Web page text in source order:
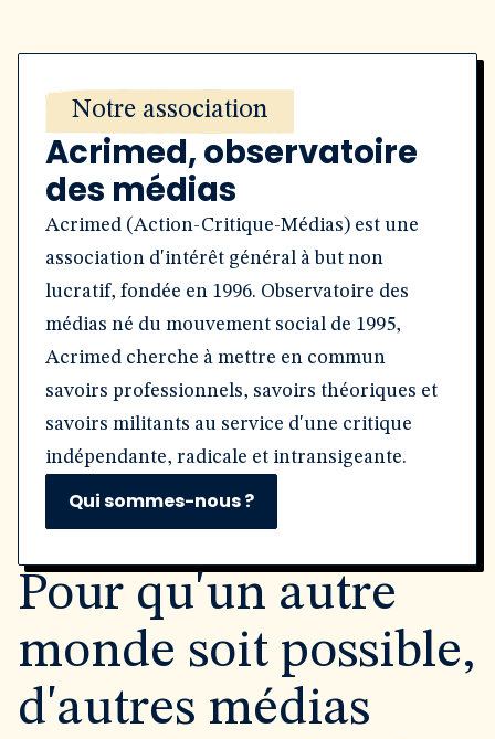
Notre association
Acrimed, observatoire
des médias
Acrimed (Action-Critique-Médias) est une
association d'intérêt général à but non
lucratif, fondée en 1996. Observatoire des
médias né du mouvement social de 1995,
Acrimed cherche à mettre en commun
savoirs professionnels, savoirs théoriques et
savoirs militants au service d'une critique
indépendante, radicale et intransigeante.
Qui sommes-nous ?
Pour qu'un autre
monde soit possible,
d'autres médias